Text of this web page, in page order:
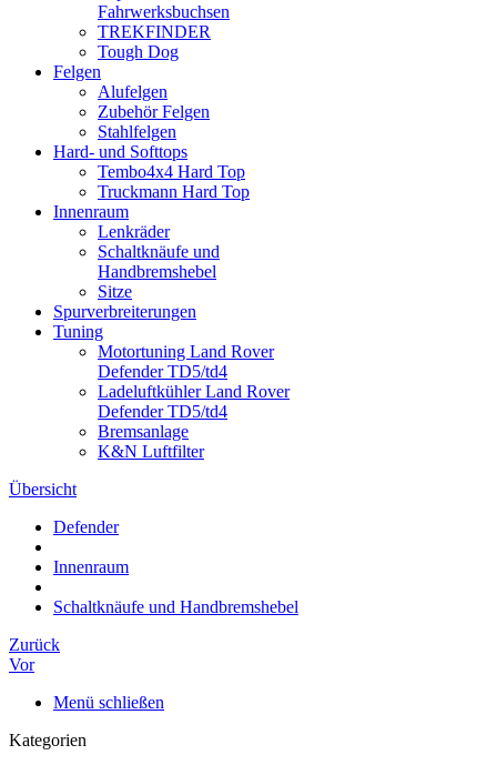
Fahrwerksbuchsen
TREKFINDER
Tough Dog
Felgen
Alufelgen
Zubehör Felgen
Stahlfelgen
Hard- und Softtops
Tembo4x4 Hard Top
Truckmann Hard Top
Innenraum
Lenkräder
Schaltknäufe und
Handbremshebel
Sitze
Spurverbreiterungen
Tuning
Motortuning Land Rover
Defender TD5/td4
Ladeluftkühler Land Rover
Defender TD5/td4
Bremsanlage
K&N Luftfilter
Übersicht
Defender
Innenraum
Schaltknäufe und Handbremshebel
Zurück
Vor
Menü schließen
Kategorien